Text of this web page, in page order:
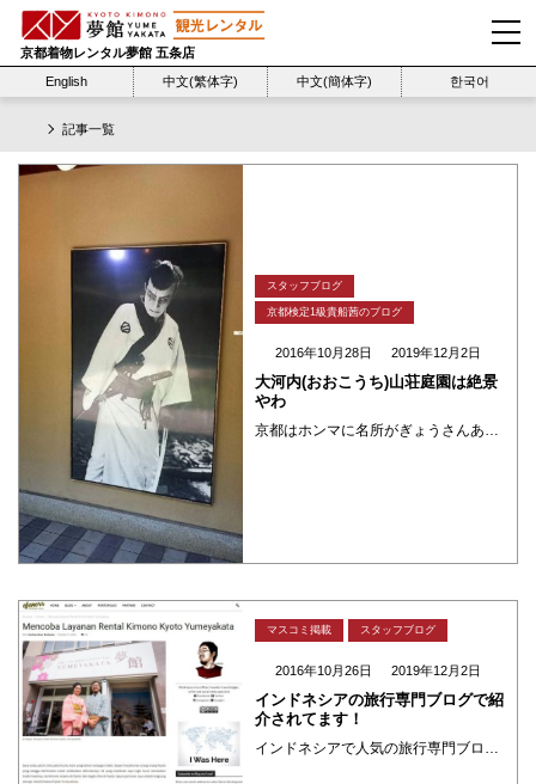
京都着物レンタル夢館 五条店
English
中文(繁体字) 中文(簡体字) 한국어
記事一覧
スタッフブログ
京都検定1級貴船茜のブログ
2016年10月28日 2019年12月2日
大河内(おおこうち)山荘庭園は絶景
やわ
京都はホンマに名所がぎょうさんある。 京都の人が知らはらへんとこで、ええとこもぎょうさんある。 嵯峨小倉山の「大河内山荘庭園」は行かはったことありますか？ 昭和の映画、時代劇大スター 「大河内伝次郎(おおこうちでんじろう ・・・
マスコミ掲載 スタッフブログ
2016年10月26日 2019年12月2日
インドネシアの旅行専門ブログで紹
介されてます！
インドネシアで人気の旅行専門ブロガーFARCHAN NOOR RACHMANさん 「京都着物レンタルショップ夢館で着物体験いかがですか」という記事で紹介して頂きました。 カップルでお越し頂き、お二人ともシンプルな柄のお着 ・・・